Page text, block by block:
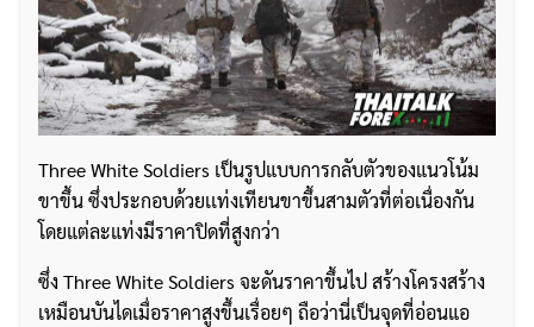
Three White Soldiers เป็นรูปแบบการกลับตัวของแนวโน้ม
ขาขึ้น ซึ่งประกอบด้วยเเท่งเทียนขาขึ้นสามตัวที่ต่อเนื่องกัน
โดยแต่ละแท่งมีราคาปิดที่สูงกว่า
ซึ่ง Three White Soldiers จะดันราคาขึ้นไป สร้างโครงสร้าง
เหมือนบันไดเมื่อราคาสูงขึ้นเรื่อยๆ ถือว่านี่เป็นจุดที่อ่อนแอ